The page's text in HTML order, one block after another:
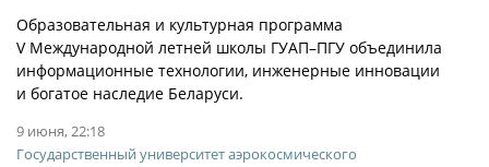
Образовательная и культурная программа
V Международной летней школы ГУАП–ПГУ объединила
информационные технологии, инженерные инновации
и богатое наследие Беларуси.
9 июня, 22:18
Государственный университет аэрокосмического